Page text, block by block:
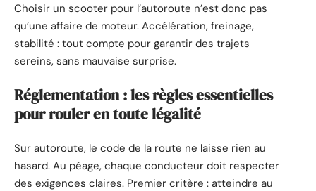
Choisir un scooter pour l’autoroute n’est donc pas
qu’une affaire de moteur. Accélération, freinage,
stabilité : tout compte pour garantir des trajets
sereins, sans mauvaise surprise.
Réglementation : les règles essentielles
pour rouler en toute légalité
Sur autoroute, le code de la route ne laisse rien au
hasard. Au péage, chaque conducteur doit respecter
des exigences claires. Premier critère : atteindre au